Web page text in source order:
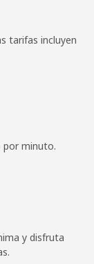
tarifas incluyen
por minuto.
y disfruta